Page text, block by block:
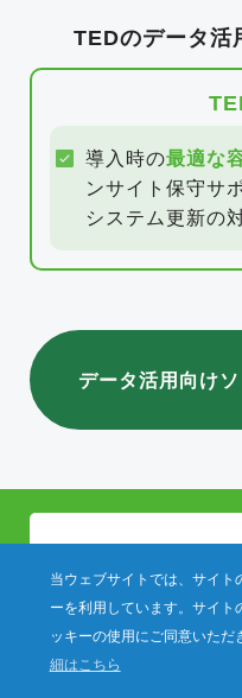
当ウェブサイトでは、サイ
ーを利用しています。サイト
ッキーの使用にご同意いただ
細はこちら
TEDのデータ活
導入時の最適な
ンサイト保守サ
システム更新の
データ活用向け
お問い合わせ